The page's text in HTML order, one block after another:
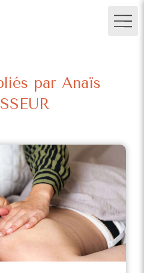
par Anaïs